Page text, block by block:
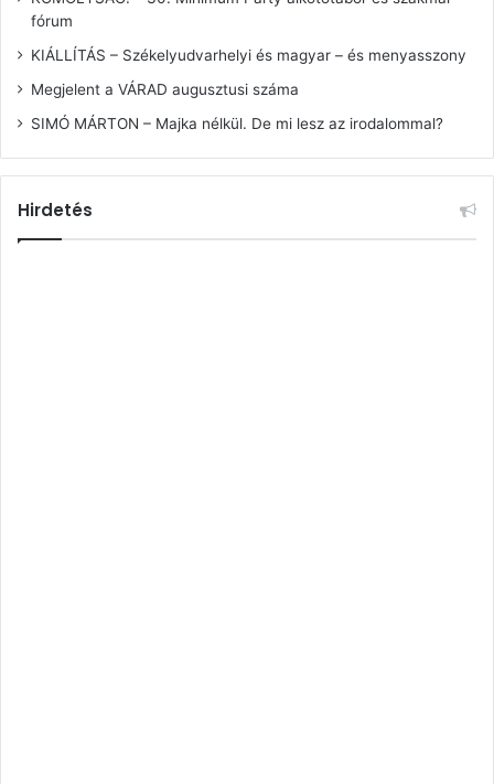
fórum
KIÁLLÍTÁS – Székelyudvarhelyi és magyar – és menyasszony
Megjelent a VÁRAD augusztusi száma
SIMÓ MÁRTON – Majka nélkül. De mi lesz az irodalommal?
Hirdetés